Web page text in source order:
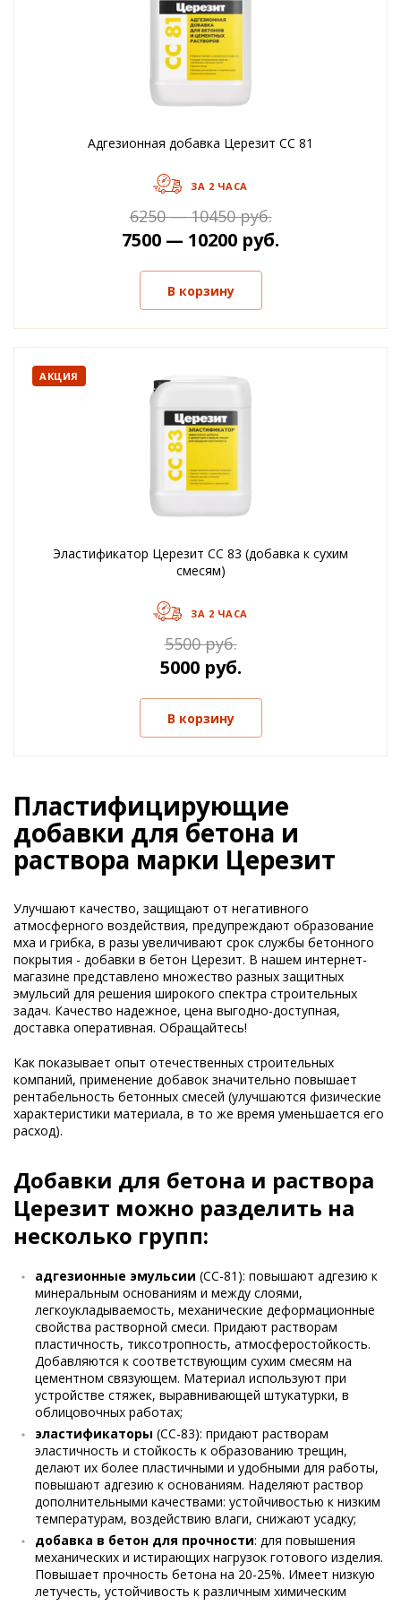
Адгезионная добавка Церезит CC 81
ЗА 2 ЧАСА
6250 — 10450 руб.
7500 — 10200 руб.
В корзину
АКЦИЯ
Эластификатор Церезит CC 83 (добавка к сухим
смесям)
ЗА 2 ЧАСА
5500 руб.
5000 руб.
В корзину
Пластифицирующие
добавки для бетона и
раствора марки Церезит
Улучшают качество, защищают от негативного
атмосферного воздействия, предупреждают образование
мха и грибка, в разы увеличивают срок службы бетонного
покрытия - добавки в бетон Церезит. В нашем интернет-
магазине представлено множество разных защитных
эмульсий для решения широкого спектра строительных
задач. Качество надежное, цена выгодно-доступная,
доставка оперативная. Обращайтесь!
Как показывает опыт отечественных строительных
компаний, применение добавок значительно повышает
рентабельность бетонных смесей (улучшаются физические
характеристики материала, в то же время уменьшается его
расход).
Добавки для бетона и раствора
Церезит можно разделить на
несколько групп:
адгезионные эмульсии (CC-81): повышают адгезию к
минеральным основаниям и между слоями,
легкоукладываемость, механические деформационные
свойства растворной смеси. Придают растворам
пластичность, тиксотропность, атмосферостойкость.
Добавляются к соответствующим сухим смесям на
цементном связующем. Материал используют при
устройстве стяжек, выравнивающей штукатурки, в
облицовочных работах;
эластификаторы (СС-83): придают растворам
эластичность и стойкость к образованию трещин,
делают их более пластичными и удобными для работы,
повышают адгезию к основаниям. Наделяют раствор
дополнительными качествами: устойчивостью к низким
температурам, воздействию влаги, снижают усадку;
добавка в бетон для прочности: для повышения
механических и истирающих нагрузок готового изделия.
Повышает прочность бетона на 20-25%. Имеет низкую
летучесть, устойчивость к различным химическим